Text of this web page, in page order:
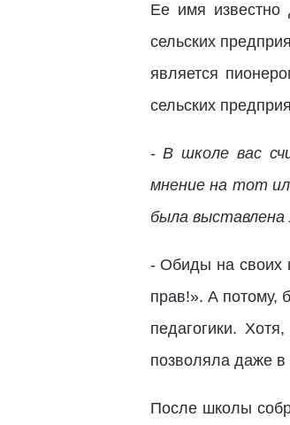
Ее имя известно
сельских
является
сельских
-В школе вас
мнение на тот
была
- Обиды на своих
прав!». А потому,
педагогики.
позволяла даже в
После школы